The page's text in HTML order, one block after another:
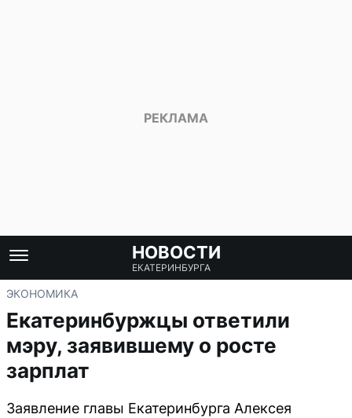
НОВОСТИ
ЕКАТЕРИНБУРГА
ЭКОНОМИКА
Екатеринбуржцы ответили
мэру, заявившему о росте
зарплат
Заявление главы Екатеринбурга Алексея